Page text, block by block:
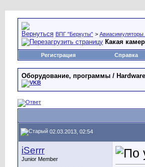
ВПГ "Беркуты" > Авиасимуляторы
Какая
Регистрация Справка
Оборудование, программы /
02.03.2013, 02:54
iSerrr
Junior Member